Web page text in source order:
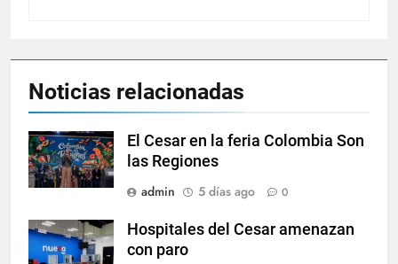
Noticias relacionadas
El Cesar en la feria Colombia Son
las Regiones
admin
5 días ago 0
Hospitales del Cesar amenazan
con paro